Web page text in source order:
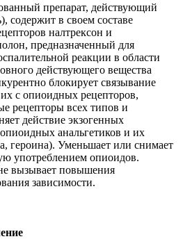
препарат, действующий
содержит в своем составе
налтрексон и
предназначенный для
реакции в области
действующего вещества
блокирует связывание
с опиоидных рецепторов,
рецепторы всех типов и
действие экзогенных
анальгетиков и их
героина). Уменьшает или снимает
употреблением опиоидов.
вызывает повышения
зависимости.